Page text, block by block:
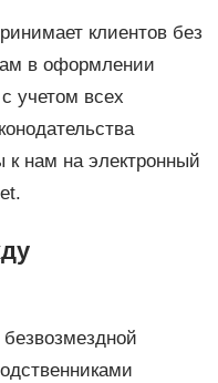
клиентов без
в оформлении
учетом всех
нам на электронный